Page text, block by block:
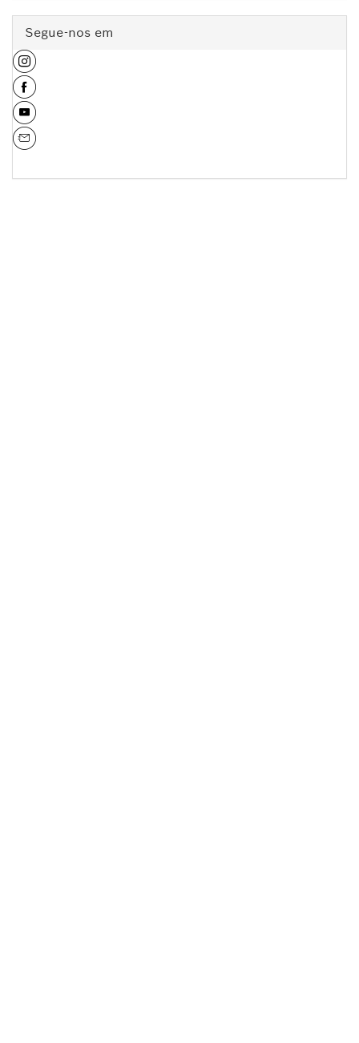
Segue-nos em